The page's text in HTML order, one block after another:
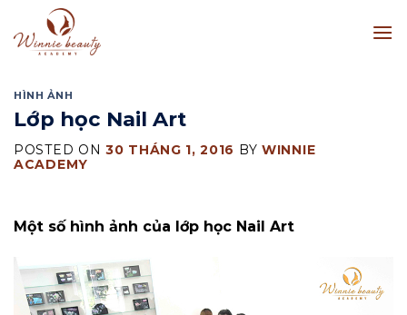
to
content
HÌNH ẢNH
Lớp học Nail Art
POSTED ON 30 THÁNG 1, 2016 BYWINNIE
ACADEMY
Một số hình ảnh của lớp học Nail Art